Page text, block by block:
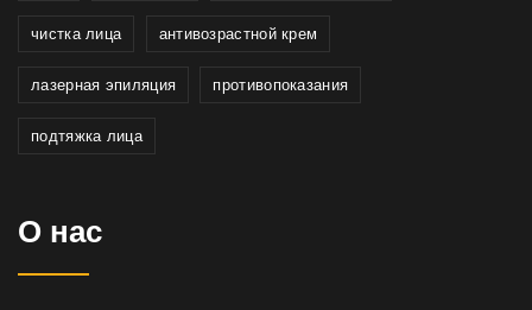
чистка лица антивозрастной крем
лазерная эпиляция противопоказания
подтяжка лица
О нас